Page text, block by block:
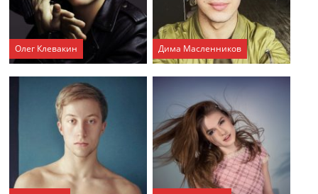
Олег Клевакин Дима Масленников